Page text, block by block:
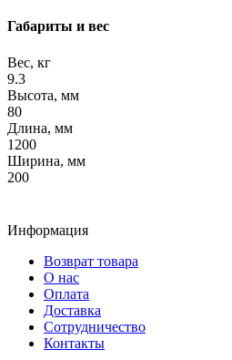
Габариты и вес
Вес, кг
9.3
Высота, мм
80
Длина, мм
1200
Ширина, мм
200
Информация
Возврат товара
О нас
Оплата
Доставка
Сотрудничество
Контакты